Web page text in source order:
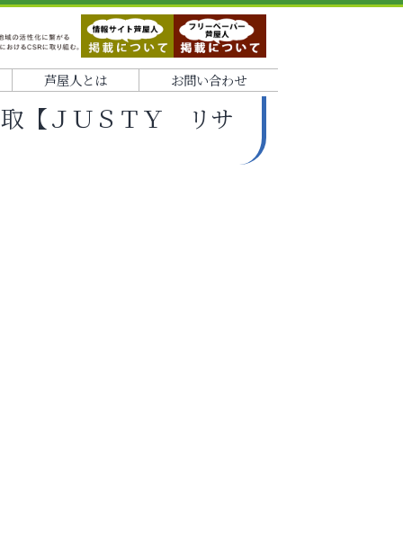
芦屋人とは お問い合わせ
取【ＪＵＳＴＹ リサ